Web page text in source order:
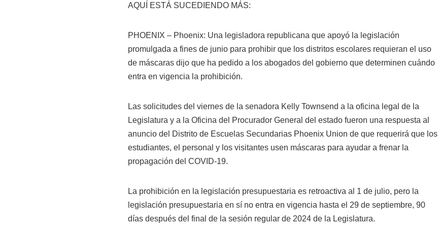
AQUÍ ESTÁ SUCEDIENDO MÁS:
PHOENIX – Phoenix: Una legisladora republicana que apoyó la legislación
promulgada a fines de junio para prohibir que los distritos escolares requieran el uso
de máscaras dijo que ha pedido a los abogados del gobierno que determinen cuándo
entra en vigencia la prohibición.
Las solicitudes del viernes de la senadora Kelly Townsend a la oficina legal de la
Legislatura y a la Oficina del Procurador General del estado fueron una respuesta al
anuncio del Distrito de Escuelas Secundarias Phoenix Union de que requerirá que los
estudiantes, el personal y los visitantes usen máscaras para ayudar a frenar la
propagación del COVID-19.
La prohibición en la legislación presupuestaria es retroactiva al 1 de julio, pero la
legislación presupuestaria en sí no entra en vigencia hasta el 29 de septiembre, 90
días después del final de la sesión regular de 2024 de la Legislatura.